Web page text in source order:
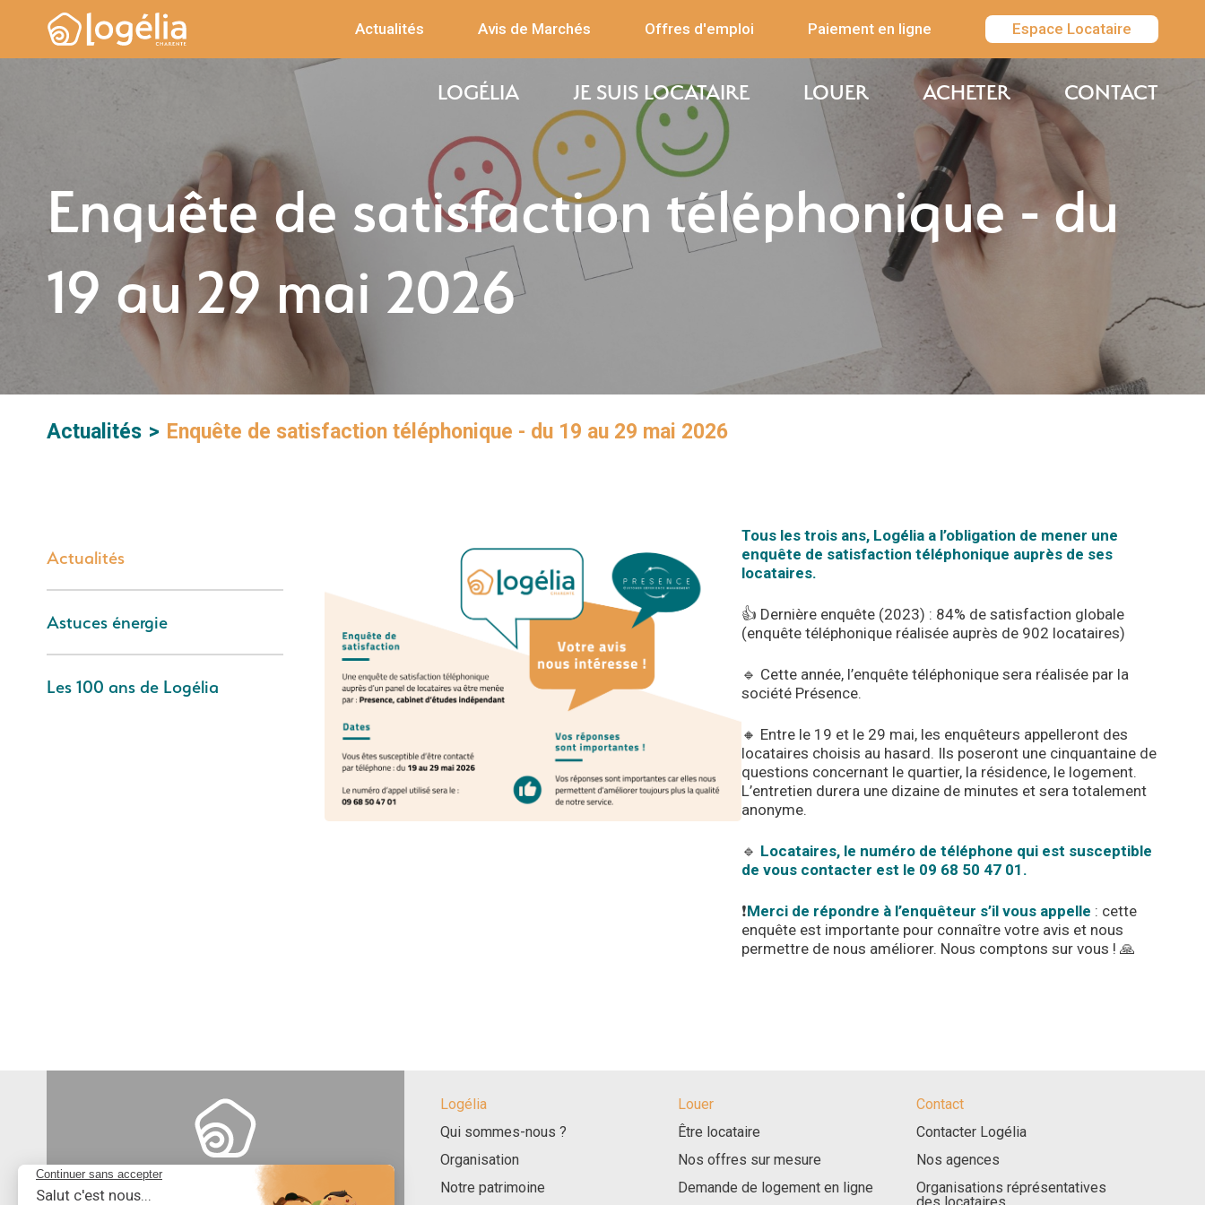
Actualités Avis de Marchés Offres d'emploi Paiement en ligne Espace Locataire
LOGÉLIA JE SUIS LOCATAIRE LOUER ACHETER CONTACT
Enquête de satisfaction téléphonique - du
19 au 29 mai 2026
Actualités Enquête de satisfaction téléphonique - du 19 au 29 mai 2026
Actualités
Astuces énergie
Les 100 ans de Logélia
Tous les trois ans, Logélia a l’obligation de mener une
enquête de satisfaction téléphonique auprès de ses
locataires.
👍 Dernière enquête (2023) : 84% de satisfaction globale
(enquête téléphonique réalisée auprès de 902 locataires)
🔹 Cette année, l’enquête téléphonique sera réalisée par la
société Présence.
🔸 Entre le 19 et le 29 mai, les enquêteurs appelleront des
locataires choisis au hasard. Ils poseront une cinquantaine de
questions concernant le quartier, la résidence, le logement.
L’entretien durera une dizaine de minutes et sera totalement
anonyme.
🔹 Locataires, le numéro de téléphone qui est susceptible
de vous contacter est le 09 68 50 47 01.
❗️Merci de répondre à l’enquêteur s’il vous appelle : cette
enquête est importante pour connaître votre avis et nous
permettre de nous améliorer. Nous comptons sur vous ! 🙏
Logélia
Qui sommes-nous ?
Organisation
Notre patrimoine
Louer
Être locataire
Nos offres sur mesure
Demande de logement en ligne
Contact
Contacter Logélia
Nos agences
Organisations réprésentatives